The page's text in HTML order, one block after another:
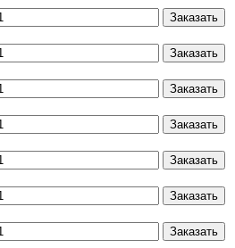
Заказать
Заказать
Заказать
Заказать
Заказать
Заказать
Заказать